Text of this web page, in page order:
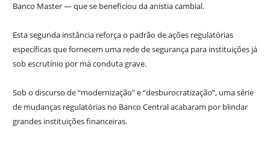
Banco Master — que se beneficiou da anistia cambial.
Esta segunda instância reforça o padrão de ações regulatórias
específicas que fornecem uma rede de segurança para instituições já
sob escrutínio por má conduta grave.
Sob o discurso de “modernização” e “desburocratização”, uma série
de mudanças regulatórias no Banco Central acabaram por blindar
grandes instituições financeiras.